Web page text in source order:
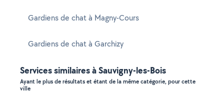
Gardiens de chat à Magny-Cours
Gardiens de chat à Garchizy
Services similaires à Sauvigny-les-Bois
Ayant le plus de résultats et étant de la même catégorie, pour cette
ville